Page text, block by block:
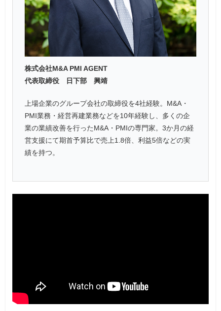
株式会社M&A PMI AGENT
代表取締役 日下部 興靖
上場企業のグループ会社の取締役を4社経験。M&A・
PMI業務・経営再建業務などを10年経験し、多くの企
業の業績改善を行ったM&A・PMIの専門家。3か月の経
営支援にて期首予算比で売上1.8倍、利益5倍などの実
績を持つ。